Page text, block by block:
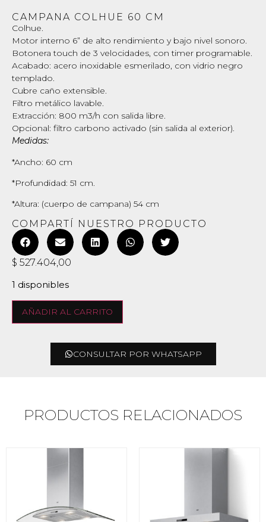
CAMPANA COLHUE 60 CM
Colhue.
Motor interno 6” de alto rendimiento y bajo nivel sonoro.
Botonera touch de 3 velocidades, con timer programable.
Acabado: acero inoxidable esmerilado, con vidrio negro
templado.
Cubre caño extensible.
Filtro metálico lavable.
Extracción: 800 m3/h con salida libre.
Opcional: filtro carbono activado (sin salida al exterior).
Medidas:
*Ancho: 60 cm
*Profundidad: 51 cm.
*Altura: (cuerpo de campana) 54 cm
COMPARTÍ NUESTRO PRODUCTO
$ 527.404,00
1 disponibles
AÑADIR AL CARRITO
CONSULTAR POR WHATSAPP
PRODUCTOS RELACIONADOS